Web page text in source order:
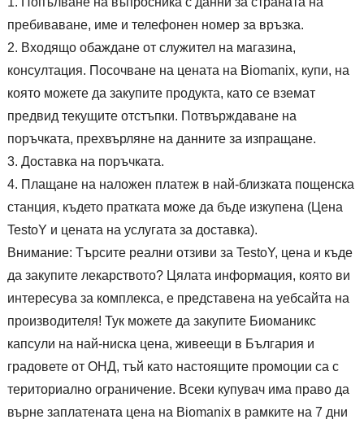
пребиваване, име и телефонен номер за връзка.
Входящо обаждане от служител на магазина,
консултация. Посочване на цената на Biomanix, купи, на
която можете да закупите продукта, като се вземат
предвид текущите отстъпки. Потвърждаване на
поръчката, прехвърляне на данните за изпращане.
Доставка на поръчката.
Плащане на наложен платеж в най-близката пощенска
станция, където пратката може да бъде изкупена (Цена
TestoY и цената на услугата за доставка).
Внимание: Търсите реални отзиви за TestoY, цена и къде
да закупите лекарството? Цялата информация, която ви
интересува за комплекса, е представена на уебсайта на
производителя! Тук можете да закупите Биоманикс
капсули на най-ниска цена, живеещи в България и
градовете от ОНД, тъй като настоящите промоции са с
териториално ограничение. Всеки купувач има право да
върне заплатената цена на Biomanix в рамките на 7 дни